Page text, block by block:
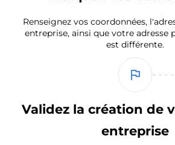
Renseignez vos coordonnées,
entreprise, ainsi que votre adresse
est différente.
Validez la création de
entreprise
flag